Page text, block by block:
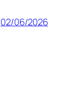
02/06/2026